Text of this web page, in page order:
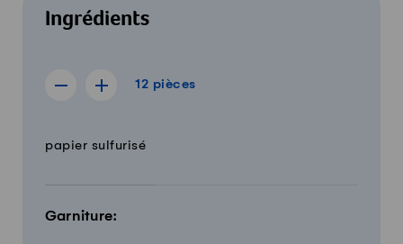
Ingrédients
12 pièces
Afficher la recette de 11 pièces
Afficher la recette de 13 pièces
12 pièces
QuantitéIngrédients
papier sulfurisé
Garniture: